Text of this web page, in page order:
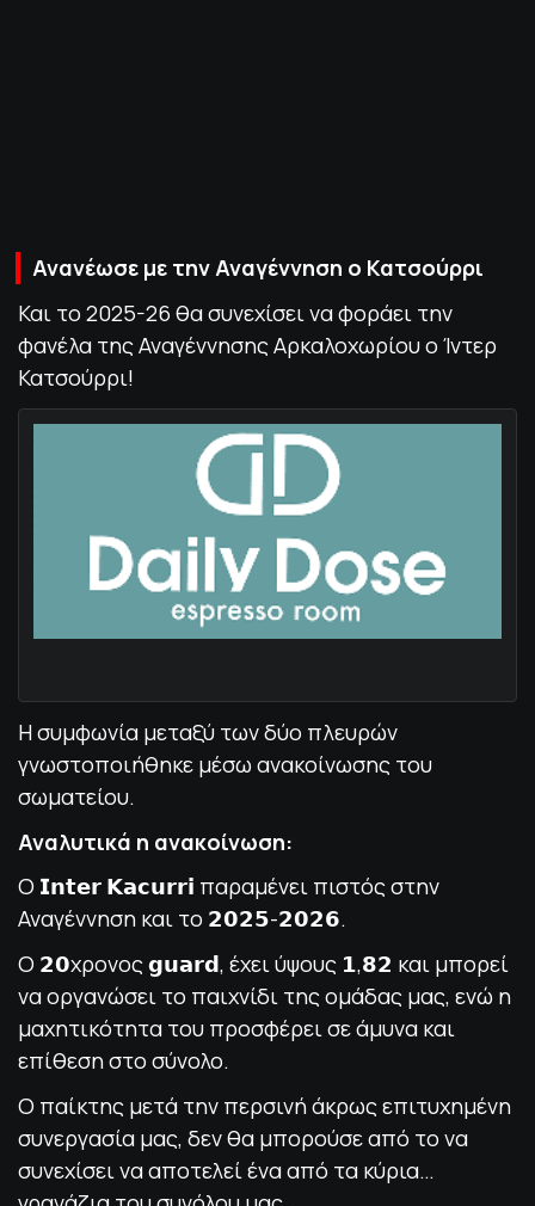
Ανανέωσε με την Αναγέννηση ο Κατσούρρι
Και το 2025-26 θα συνεχίσει να φοράει την
φανέλα της Αναγέννησης Αρκαλοχωρίου ο Ίντερ
Κατσούρρι!
Η συμφωνία μεταξύ των δύο πλευρών
γνωστοποιήθηκε μέσω ανακοίνωσης του
σωματείου.
Αναλυτικά η ανακοίνωση:
Ο 𝗜𝗻𝘁𝗲𝗿 𝗞𝗮𝗰𝘂𝗿𝗿𝗶 παραμένει πιστός στην
Αναγέννηση και το 𝟮𝟬𝟮𝟱-𝟮𝟬𝟮𝟲.
Ο 𝟮𝟬χρονος 𝗴𝘂𝗮𝗿𝗱, έχει ύψους 𝟭,𝟴𝟮 και μπορεί
να οργανώσει το παιχνίδι της ομάδας μας, ενώ η
μαχητικότητα του προσφέρει σε άμυνα και
επίθεση στο σύνολο.
Ο παίκτης μετά την περσινή άκρως επιτυχημένη
συνεργασία μας, δεν θα μπορούσε από το να
συνεχίσει να αποτελεί ένα από τα κύρια…